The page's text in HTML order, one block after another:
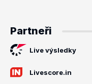
Partneři
Live výsledky
Livescore.in